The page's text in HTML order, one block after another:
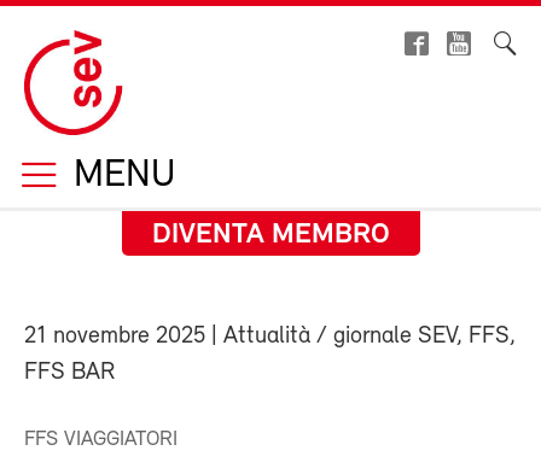
MENU
DIVENTA MEMBRO
21 novembre 2025 | Attualità / giornale SEV, FFS,
FFS BAR
FFS VIAGGIATORI